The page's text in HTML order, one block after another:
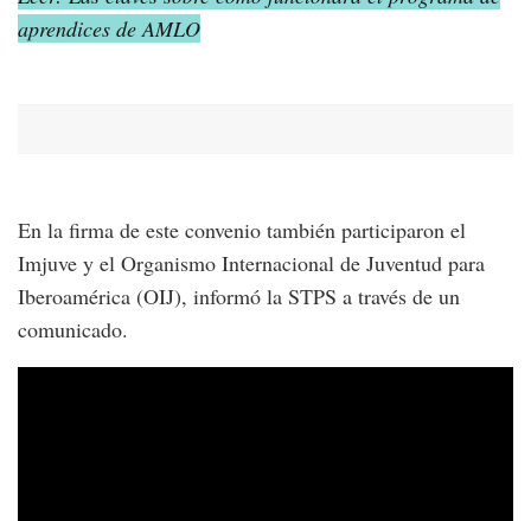
aprendices de AMLO
En la firma de este convenio también participaron el
Imjuve y el Organismo Internacional de Juventud para
Iberoamérica (OIJ), informó la STPS a través de un
comunicado.